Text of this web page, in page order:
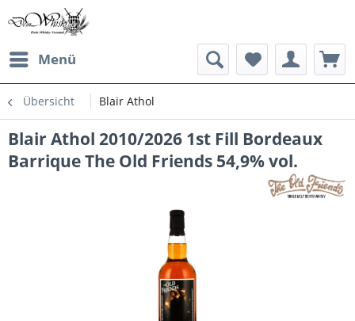
Menü
Übersicht Blair Athol
Blair Athol 2010/2026 1st Fill Bordeaux
Barrique The Old Friends 54,9% vol.